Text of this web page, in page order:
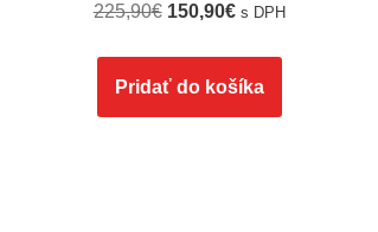
225,90€ 150,90€ s DPH
Pridať do košíka